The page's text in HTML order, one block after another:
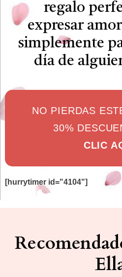
regalo
expresar
simplemente
día de
NO PIERDAS
30%
CLIC
[hurrytimer id="4104"]